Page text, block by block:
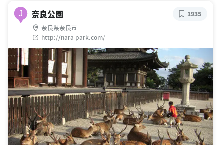
J 奈良公園
奈良県奈良市
http://nara-park.com/
1935